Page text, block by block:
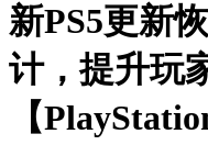
新PS5更新
计，提升玩
【